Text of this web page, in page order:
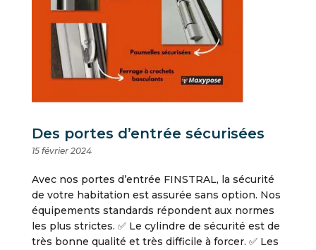
Des portes d’entrée sécurisées
15 février 2024
Avec nos portes d’entrée FINSTRAL, la sécurité
de votre habitation est assurée sans option. Nos
équipements standards répondent aux normes
les plus strictes. ✅ Le cylindre de sécurité est de
très bonne qualité et très difficile à forcer. ✅ Les